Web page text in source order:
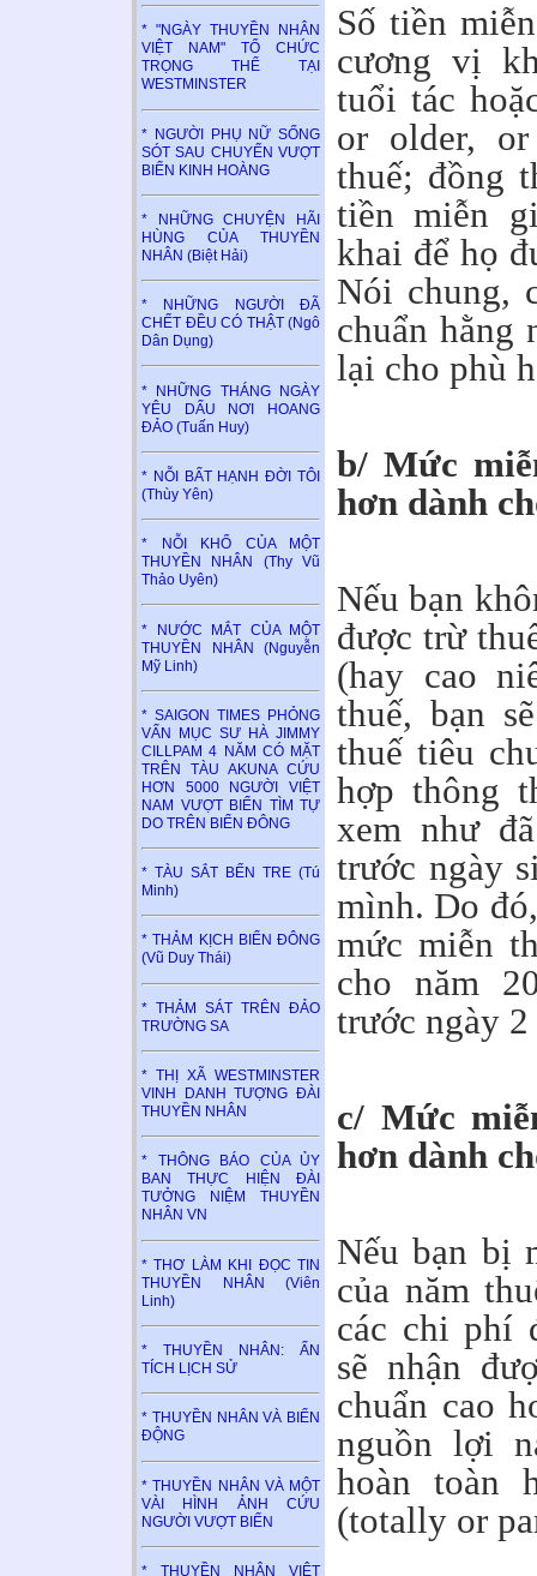
* "NGÀY THUYỀN NHÂN
VIỆT NAM" TỔ CHỨC
TRỌNG THỂ TẠI
WESTMINSTER
* NGƯỜI PHỤ NỮ SỐNG
SÓT SAU CHUYẾN VƯỢT
BIỂN KINH HOÀNG
* NHỮNG CHUYỆN HÃI
HÙNG CỦA THUYỀN
NHÂN (Biệt Hải)
* NHỮNG NGƯỜI ĐÃ
CHẾT ĐỀU CÓ THẬT (Ngô
Dân Dụng)
* NHỮNG THÁNG NGÀY
YÊU DẤU NƠI HOANG
ĐẢO (Tuấn Huy)
* NỖI BẤT HẠNH ĐỜI TÔI
(Thùy Yên)
* NỖI KHỔ CỦA MỘT
THUYỀN NHÂN (Thy Vũ
Thảo Uyên)
* NƯỚC MẮT CỦA MỘT
THUYỀN NHÂN (Nguyễn
Mỹ Linh)
* SAIGON TIMES PHỎNG
VẤN MỤC SƯ HÀ JIMMY
CILLPAM 4 NĂM CÓ MẶT
TRÊN TÀU AKUNA CỨU
HƠN 5000 NGƯỜI VIỆT
NAM VƯỢT BIỂN TÌM TỰ
DO TRÊN BIỂN ĐÔNG
* TÀU SẮT BẾN TRE (Tú
Minh)
* THẢM KỊCH BIỂN ĐÔNG
(Vũ Duy Thái)
* THẢM SÁT TRÊN ĐẢO
TRƯỜNG SA
* THỊ XÃ WESTMINSTER
VINH DANH TƯỢNG ĐÀI
THUYỀN NHÂN
* THÔNG BÁO CỦA ỦY
BAN THỰC HIỆN ĐÀI
TƯỞNG NIỆM THUYỀN
NHÂN VN
* THƠ LÀM KHI ĐỌC TIN
THUYỀN NHÂN (Viên
Linh)
* THUYỀN NHÂN: ẤN
TÍCH LỊCH SỬ
* THUYỀN NHÂN VÀ BIỂN
ĐỘNG
* THUYỀN NHÂN VÀ MỘT
VÀI HÌNH ẢNH CỨU
NGƯỜI VƯỢT BIỂN
* THUYỀN NHÂN VIỆT
Số tiền
cương vị
tuổi tác
or older,
thuế; đồng
tiền miễn
khai để họ
Nói chung,
chuẩn hằng
lại cho phù
b/ Mức
hơn dành
Nếu bạn
được trừ
(hay cao
thuế, bạn
thuế tiêu
hợp thông
xem như
trước ngày
mình. Do
mức miễn
cho năm
trước ngày
c/ Mức
hơn dành
Nếu bạn bị
của năm
các chi phí
sẽ nhận
chuẩn cao
nguồn lợi
hoàn toàn
(totally or